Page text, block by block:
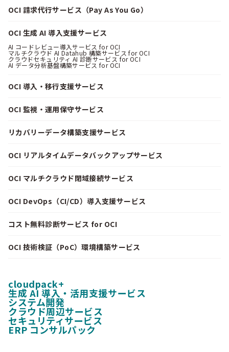
OCI 請求代行サービス（Pay As You Go）
OCI 生成 AI 導入支援サービス
AI コードレビュー導入サービス for OCI
マルチクラウド AI Datahub 構築サービス for OCI
クラウドセキュリティ AI 診断サービス for OCI
AI データ分析基盤構築サービス for OCI
OCI 導入・移行支援サービス
OCI 監視・運用保守サービス
リカバリーデータ構築支援サービス
OCI リアルタイムデータバックアップサービス
OCI マルチクラウド閉域接続サービス
OCI DevOps（CI/CD）導入支援サービス
コスト無料診断サービス for OCI
OCI 技術検証（PoC）環境構築サービス
cloudpack+
生成 AI 導入・活用支援サービス
システム開発
クラウド周辺サービス
セキュリティサービス
ERP コンサルパック